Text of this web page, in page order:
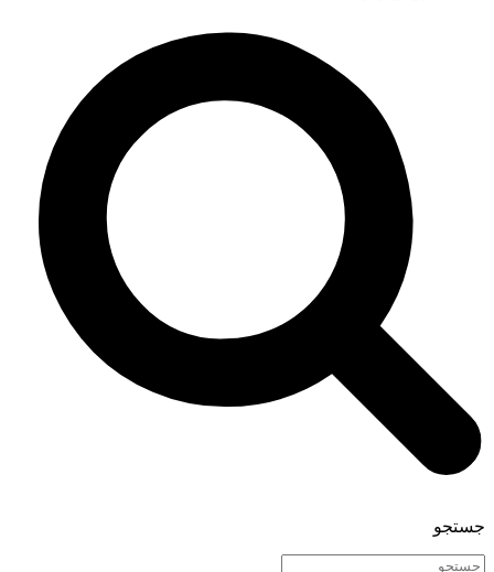
جستجو